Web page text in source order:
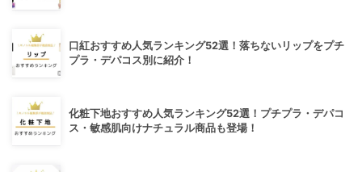
口紅おすすめ人気ランキング52選！落ちないリップをプチ
プラ・デパコス別に紹介！
化粧下地おすすめ人気ランキング52選！プチプラ・デパコ
ス・敏感肌向けナチュラル商品も登場！